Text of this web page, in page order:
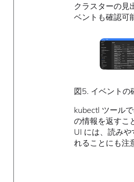
クラスターの見
ベントも確認可
図5. イベントの
kubectl ツール
の情報を返すこ
UI には、読み
れることにも注